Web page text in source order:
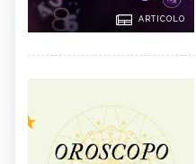
ARTICOLO